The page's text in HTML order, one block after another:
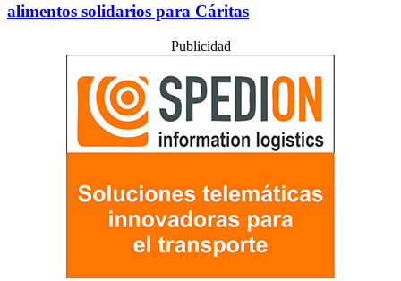
alimentos solidarios para Cáritas
Publicidad